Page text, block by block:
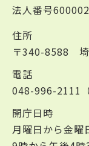
法人番号
住所
〒340-8588 埼
電話
048-996-2111（
開庁日時
月曜日から金曜